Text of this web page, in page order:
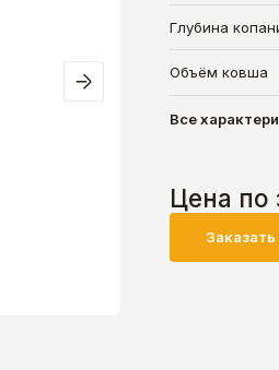
Глубина
Объём ковша
Все
Цена по